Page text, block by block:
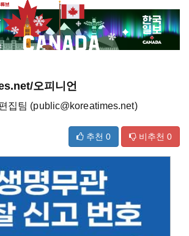
오피니언
집팀 (public@koreatimes.net)
추천 0 비추천 0